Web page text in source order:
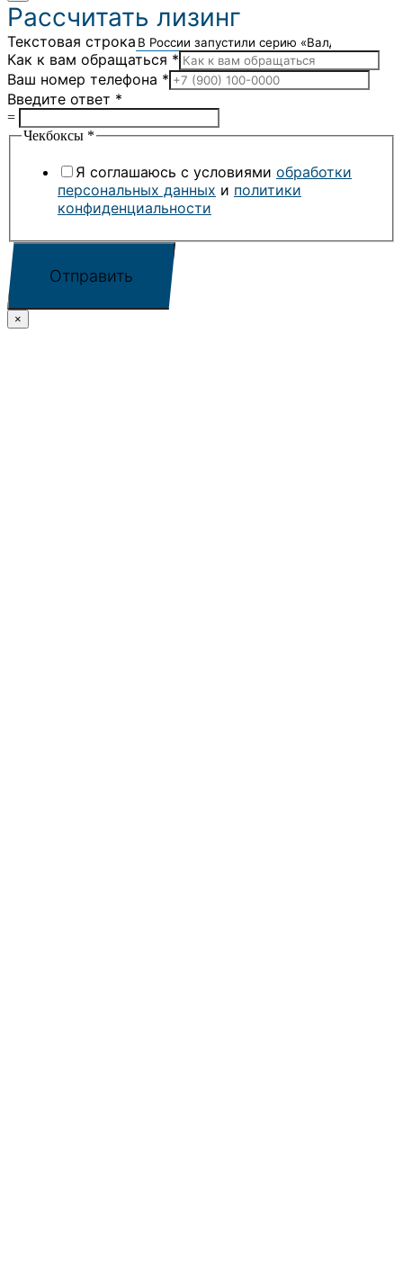
Рассчитать лизинг
Текстовая строка
Как к вам обращаться *
Ваш номер телефона *
Введите ответ *
=
Чекбоксы *
Я соглашаюсь с условиями обработки
персональных данных и политики
конфиденциальности
Отправить
×